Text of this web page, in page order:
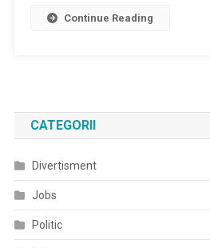
Continue Reading
CATEGORII
Divertisment
Jobs
Politic